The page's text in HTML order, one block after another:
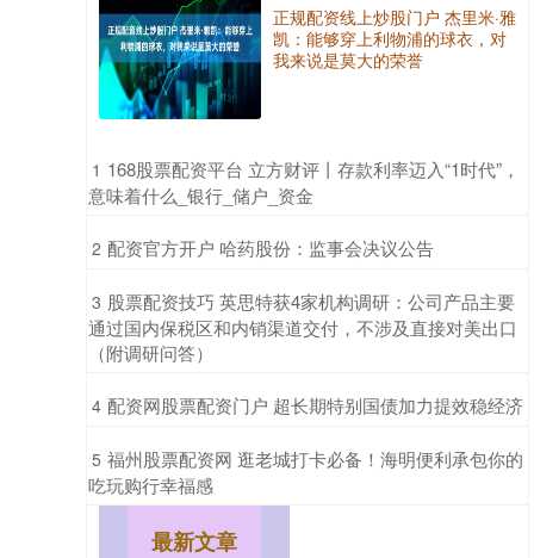
正规配资线上炒股门户 杰里米·雅
凯：能够穿上利物浦的球衣，对
我来说是莫大的荣誉
1 ​168股票配资平台 立方财评丨存款利率迈入“1时代”，
意味着什么_银行_储户_资金
2 ​配资官方开户 哈药股份：监事会决议公告
3 ​股票配资技巧 英思特获4家机构调研：公司产品主要
通过国内保税区和内销渠道交付，不涉及直接对美出口
（附调研问答）
4 ​配资网股票配资门户 超长期特别国债加力提效稳经济
5 ​福州股票配资网 逛老城打卡必备！海明便利承包你的
吃玩购行幸福感
最新文章